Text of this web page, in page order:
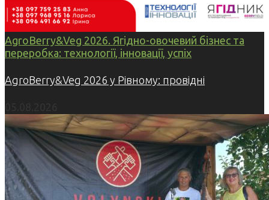
AgroBerry&Veg 2026. Ягідно-овочевий бізнес та
переробка: технології, інновації, успіх
AgroBerry&Veg 2026 у Рівному: провідні